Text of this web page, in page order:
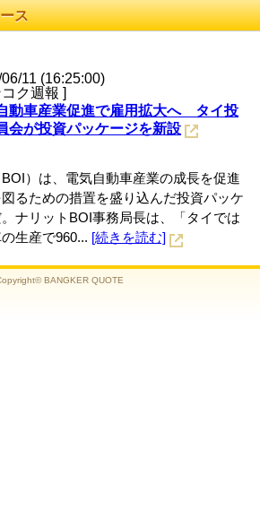
ス
11 (16:25:00)
ク週報 ]
動車産業促進で雇用拡大へ タイ投
会が投資パッケージを新設
）は、電気自動車産業の成長を促進
るための措置を盛り込んだ投資パッケ
ナリットBOI事務局長は、「タイでは
生産で960... [続きを読む]
BANGKER QUOTE